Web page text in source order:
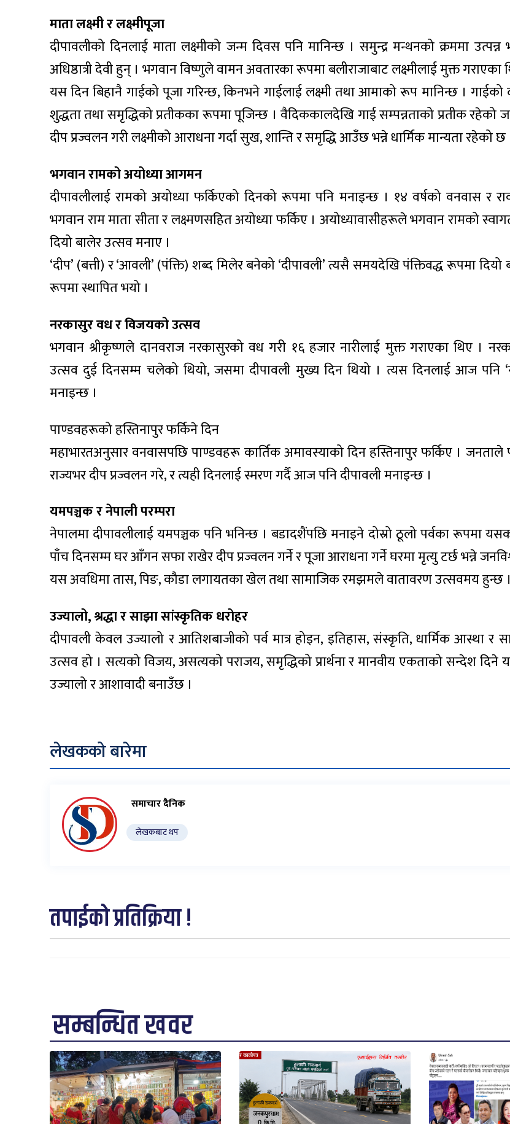
माता लक्ष्मी र लक्ष्मीपूजा
दीपावलीको दिनलाई माता लक्ष्मीको जन्म दिवस पनि मानिन्छ । समुन्द्र मन्थनको क्रममा
अधिष्ठात्री देवी हुन् । भगवान विष्णुले वामन अवतारका रूपमा बलीराजाबाट लक्ष्मीलाई मुक्त गराएका
यस दिन बिहानै गाईको पूजा गरिन्छ, किनभने गाईलाई लक्ष्मी तथा आमाको रूप मानिन्छ । गाईको
शुद्धता तथा समृद्धिको प्रतीकका रूपमा पूजिन्छ । वैदिककालदेखि गाई सम्पन्नताको प्रतीक रहेको
दीप प्रज्वलन गरी लक्ष्मीको आराधना गर्दा सुख, शान्ति र समृद्धि आउँछ भन्ने धार्मिक मान्यता रहेको छ
भगवान रामको अयोध्या आगमन
दीपावलीलाई रामको अयोध्या फर्किएको दिनको रूपमा पनि मनाइन्छ । १४ वर्षको वनवास र
भगवान राम माता सीता र लक्ष्मणसहित अयोध्या फर्किए । अयोध्यावासीहरूले भगवान रामको
दियो बालेर उत्सव मनाए ।
‘दीप’ (बत्ती) र ‘आवली’ (पंक्ति) शब्द मिलेर बनेको ‘दीपावली’ त्यसै समयदेखि पंक्तिवद्ध रूपमा
रूपमा स्थापित भयो ।
नरकासुर वध र विजयको उत्सव
भगवान श्रीकृष्णले दानवराज नरकासुरको वध गरी १६ हजार नारीलाई मुक्त गराएका थिए ।
उत्सव दुई दिनसम्म चलेको थियो, जसमा दीपावली मुख्य दिन थियो । त्यस दिनलाई आज पनि
मनाइन्छ ।
पाण्डवहरूको हस्तिनापुर फर्किने दिन
महाभारतअनुसार वनवासपछि पाण्डवहरू कार्तिक अमावस्याको दिन हस्तिनापुर फर्किए । जनताले
राज्यभर दीप प्रज्वलन गरे, र त्यही दिनलाई स्मरण गर्दै आज पनि दीपावली मनाइन्छ ।
यमपञ्चक र नेपाली परम्परा
नेपालमा दीपावलीलाई यमपञ्चक पनि भनिन्छ । बडादशैंपछि मनाइने दोस्रो ठूलो पर्वका रूपमा
पाँच दिनसम्म घर आँगन सफा राखेर दीप प्रज्वलन गर्ने र पूजा आराधना गर्ने घरमा मृत्यु टर्छ भन्ने
यस अवधिमा तास, पिङ, कौडा लगायतका खेल तथा सामाजिक रमझमले वातावरण उत्सवमय हुन्छ ।
उज्यालो, श्रद्धा र साझा सांस्कृतिक धरोहर
दीपावली केवल उज्यालो र आतिशबाजीको पर्व मात्र होइन, इतिहास, संस्कृति, धार्मिक आस्था र
उत्सव हो । सत्यको विजय, असत्यको पराजय, समृद्धिको प्रार्थना र मानवीय एकताको सन्देश
उज्यालो र आशावादी बनाउँछ ।
लेखकको बारेमा
समाचार दैनिक
लेखकबाट थप
तपाईको प्रतिक्रिया !
सम्बन्धित खवर